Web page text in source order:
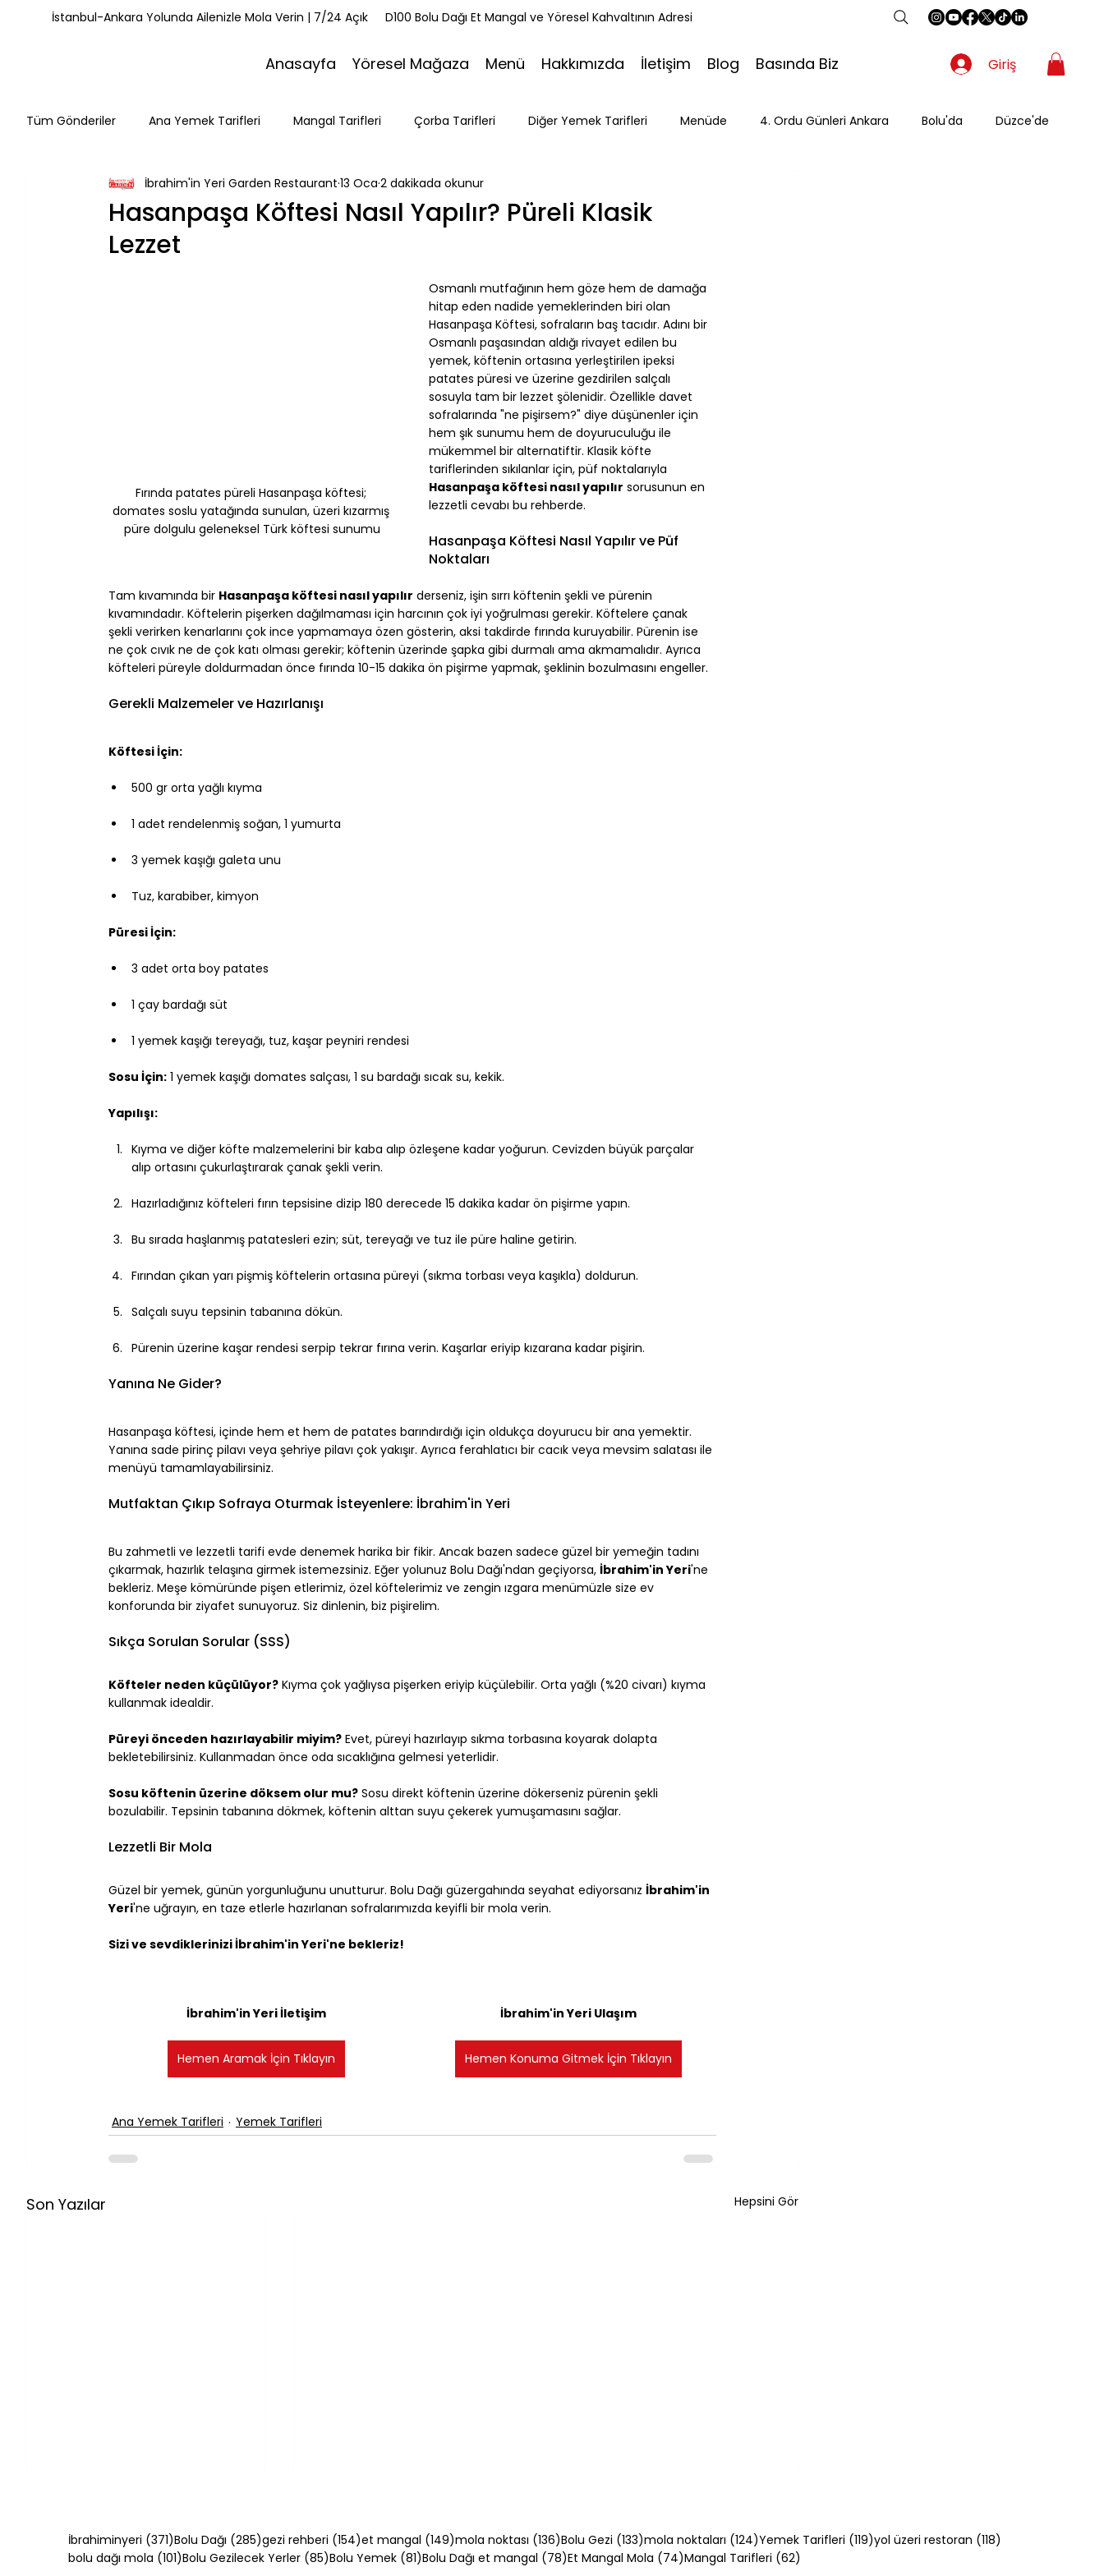
İstanbul-Ankara Yolunda Ailenizle Mola Verin | 7/24 Açık D100 Bolu Dağı Et Mangal ve Yöresel Kahvaltının Adresi
Anasayfa Yöresel Mağaza Menü Hakkımızda İletişim Blog Basında Biz Giriş
Tüm Gönderiler Ana Yemek Tarifleri Mangal Tarifleri Çorba Tarifleri Diğer Yemek Tarifleri Menüde 4. Ordu Günleri Ankara Bolu'da Düzce'de
Misafirlerimiz Kahvaltı Tarifleri Yemek Tarifleri Tatlı Tarifleri
Mola Noktaları Bolu Mutfağı
Hasanpaşa Köftesi Nasıl Yapılır? Püreli Klasik
Lezzet
İbrahim'in Yeri Garden Restaurant 13 Oca 2 dakikada okunur
Fırında patates püreli Hasanpaşa köftesi;
domates soslu yatağında sunulan, üzeri kızarmış
püre dolgulu geleneksel Türk köftesi sunumu
Osmanlı mutfağının hem göze hem de damağa
hitap eden nadide yemeklerinden biri olan
Hasanpaşa Köftesi, sofraların baş tacıdır. Adını bir
Osmanlı paşasından aldığı rivayet edilen bu
yemek, köftenin ortasına yerleştirilen ipeksi
patates püresi ve üzerine gezdirilen salçalı
sosuyla tam bir lezzet şölenidir. Özellikle davet
sofralarında "ne pişirsem?" diye düşünenler için
hem şık sunumu hem de doyuruculuğu ile
mükemmel bir alternatiftir. Klasik köfte
tariflerinden sıkılanlar için, püf noktalarıyla
Hasanpaşa köftesi nasıl yapılır sorusunun en
lezzetli cevabı bu rehberde.
Hasanpaşa Köftesi Nasıl Yapılır ve Püf
Noktaları
Tam kıvamında bir Hasanpaşa köftesi nasıl yapılır derseniz, işin sırrı köftenin şekli ve pürenin
kıvamındadır. Köftelerin pişerken dağılmaması için harcının çok iyi yoğrulması gerekir. Köftelere çanak
şekli verirken kenarlarını çok ince yapmamaya özen gösterin, aksi takdirde fırında kuruyabilir. Pürenin ise
ne çok cıvık ne de çok katı olması gerekir; köftenin üzerinde şapka gibi durmalı ama akmamalıdır. Ayrıca
köfteleri püreyle doldurmadan önce fırında 10-15 dakika ön pişirme yapmak, şeklinin bozulmasını engeller.
Gerekli Malzemeler ve Hazırlanışı
Köftesi İçin:
500 gr orta yağlı kıyma
1 adet rendelenmiş soğan, 1 yumurta
3 yemek kaşığı galeta unu
Tuz, karabiber, kimyon
Püresi İçin:
3 adet orta boy patates
1 çay bardağı süt
1 yemek kaşığı tereyağı, tuz, kaşar peyniri rendesi
Sosu İçin: 1 yemek kaşığı domates salçası, 1 su bardağı sıcak su, kekik.
Yapılışı:
Kıyma ve diğer köfte malzemelerini bir kaba alıp özleşene kadar yoğurun. Cevizden büyük parçalar
alıp ortasını çukurlaştırarak çanak şekli verin.
Hazırladığınız köfteleri fırın tepsisine dizip 180 derecede 15 dakika kadar ön pişirme yapın.
Bu sırada haşlanmış patatesleri ezin; süt, tereyağı ve tuz ile püre haline getirin.
Fırından çıkan yarı pişmiş köftelerin ortasına püreyi (sıkma torbası veya kaşıkla) doldurun.
Salçalı suyu tepsinin tabanına dökün.
Pürenin üzerine kaşar rendesi serpip tekrar fırına verin. Kaşarlar eriyip kızarana kadar pişirin.
Yanına Ne Gider?
Hasanpaşa köftesi, içinde hem et hem de patates barındırdığı için oldukça doyurucu bir ana yemektir.
Yanına sade pirinç pilavı veya şehriye pilavı çok yakışır. Ayrıca ferahlatıcı bir cacık veya mevsim salatası ile
menüyü tamamlayabilirsiniz.
Mutfaktan Çıkıp Sofraya Oturmak İsteyenlere: İbrahim'in Yeri
Bu zahmetli ve lezzetli tarifi evde denemek harika bir fikir. Ancak bazen sadece güzel bir yemeğin tadını
çıkarmak, hazırlık telaşına girmek istemezsiniz. Eğer yolunuz Bolu Dağı'ndan geçiyorsa, İbrahim'in Yeri'ne
bekleriz. Meşe kömüründe pişen etlerimiz, özel köftelerimiz ve zengin ızgara menümüzle size ev
konforunda bir ziyafet sunuyoruz. Siz dinlenin, biz pişirelim.
Sıkça Sorulan Sorular (SSS)
Köfteler neden küçülüyor? Kıyma çok yağlıysa pişerken eriyip küçülebilir. Orta yağlı (%20 civarı) kıyma
kullanmak idealdir.
Püreyi önceden hazırlayabilir miyim? Evet, püreyi hazırlayıp sıkma torbasına koyarak dolapta
bekletebilirsiniz. Kullanmadan önce oda sıcaklığına gelmesi yeterlidir.
Sosu köftenin üzerine döksem olur mu? Sosu direkt köftenin üzerine dökerseniz pürenin şekli
bozulabilir. Tepsinin tabanına dökmek, köftenin alttan suyu çekerek yumuşamasını sağlar.
Lezzetli Bir Mola
Güzel bir yemek, günün yorgunluğunu unutturur. Bolu Dağı güzergahında seyahat ediyorsanız İbrahim'in
Yeri'ne uğrayın, en taze etlerle hazırlanan sofralarımızda keyifli bir mola verin.
Sizi ve sevdiklerinizi İbrahim'in Yeri'ne bekleriz!
İbrahim'in Yeri İletişim
Hemen Aramak İçin Tıklayın
İbrahim'in Yeri Ulaşım
Hemen Konuma Gitmek İçin Tıklayın
Ana Yemek Tarifleri Yemek Tarifleri
Son Yazılar Hepsini Gör
İbrahiminyeri (371)371 yazı
Bolu Dağı (285)285 yazı
gezi rehberi (154)154 yazı
et mangal (149)149 yazı
mola noktası (136)136 yazı
Bolu Gezi (133)133 yazı
mola noktaları (124)124 yazı
Yemek Tarifleri (119)119 yazı
yol üzeri restoran (118)
bolu dağı mola (101)101 yazı
Bolu Gezilecek Yerler (85)85 yazı
Bolu Yemek (81)81 yazı
Bolu Dağı et mangal (78)78 yazı
Et Mangal Mola (74)74 yazı
Mangal Tarifleri (62)